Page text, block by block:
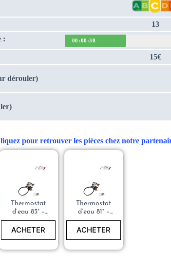
13
00:00:30
15€
dérouler)
pour retrouver les pièces chez notre
Thermostat
d’eau 83° –
PEUGEOT
205 – 133764
ACHETER
Thermostat
d’eau 81° –
PEUGEOT
205 –
ACHETER